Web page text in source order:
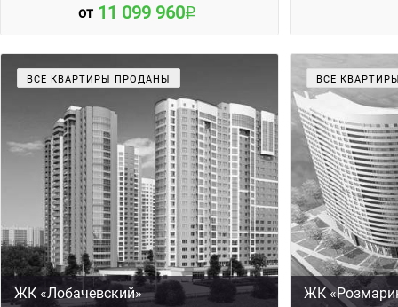
от 11 099 960
ВСЕ КВАРТИРЫ ПРОДАНЫ
ЖК «Лобачевский»
ВСЕ
ЖК